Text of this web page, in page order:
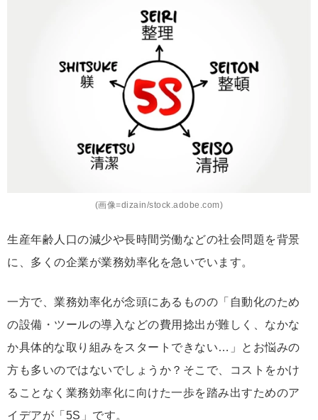
ー
ク
(画像=dizain/stock.adobe.com)
生産年齢人口の減少や長時間労働などの社会問題を背景
に、多くの企業が業務効率化を急いでいます。
一方で、業務効率化が念頭にあるものの「自動化のため
の設備・ツールの導入などの費用捻出が難しく、なかな
か具体的な取り組みをスタートできない…」とお悩みの
方も多いのではないでしょうか？そこで、コストをかけ
ることなく業務効率化に向けた一歩を踏み出すためのア
イデアが「5S」です。